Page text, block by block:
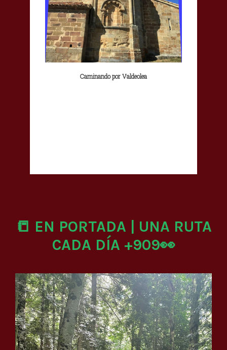
Caminando por Valdeolea
📒 EN PORTADA | UNA RUTA
CADA DÍA +909👀